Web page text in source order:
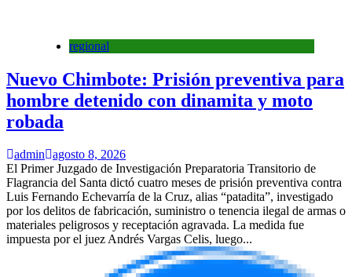
regional
Nuevo Chimbote: Prisión preventiva para
hombre detenido con dinamita y moto
robada
admin agosto 8, 2026
El Primer Juzgado de Investigación Preparatoria Transitorio de
Flagrancia del Santa dictó cuatro meses de prisión preventiva contra
Luis Fernando Echevarría de la Cruz, alias “patadita”, investigado
por los delitos de fabricación, suministro o tenencia ilegal de armas o
materiales peligrosos y receptación agravada. La medida fue
impuesta por el juez Andrés Vargas Celis, luego...